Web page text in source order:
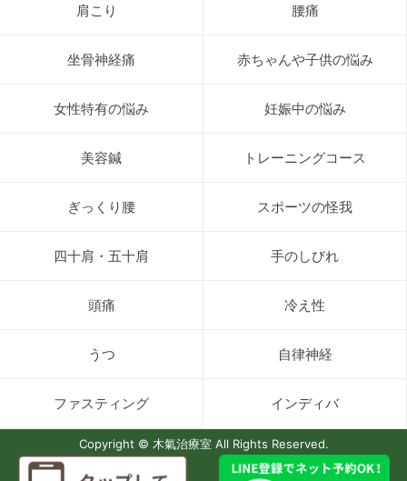
肩こり 腰痛
坐骨神経痛 赤ちゃんや子供の悩み
女性特有の悩み 妊娠中の悩み
美容鍼 トレーニングコース
ぎっくり腰 スポーツの怪我
四十肩・五十肩 手のしびれ
頭痛 冷え性
うつ 自律神経
ファスティング インディバ
Copyright © 木氣治療室 All Rights Reserved.